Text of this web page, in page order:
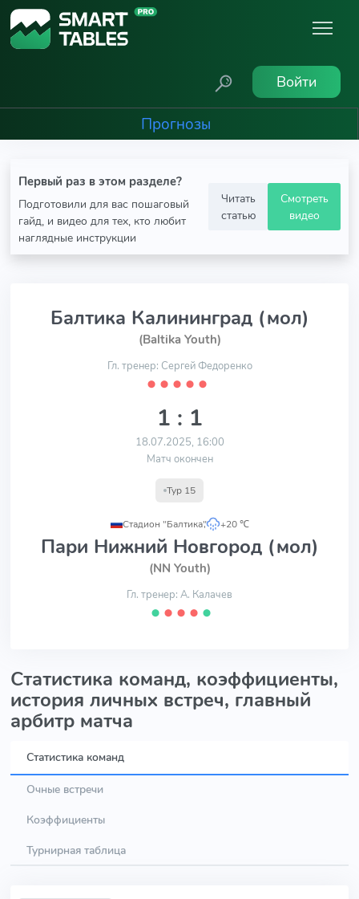
Войти
Прогнозы
Первый раз в этом разделе?
Подготовили для вас пошаговый
гайд, и видео для тех, кто любит
наглядные инструкции
Читать
статью
Смотреть
видео
Балтика Калининград (мол)
(Baltika Youth)
Гл. тренер: Сергей Федоренко
⬤ ⬤ ⬤ ⬤ ⬤
1 : 1
18.07.2025, 16:00
Матч окончен
Тур 15
Стадион "Балтика"
, +20 ℃
Пари Нижний Новгород (мол)
(NN Youth)
Гл. тренер: А. Калачев
⬤ ⬤ ⬤ ⬤ ⬤
Статистика команд, коэффициенты,
история личных встреч, главный
арбитр матча
Статистика команд
Очные встречи
Коэффициенты
Турнирная таблица